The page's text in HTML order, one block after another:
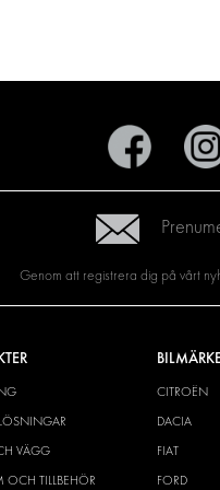
Genom att registrera dig på vårt
VÄGG
OCH TILLBEHÖR
CITROËN
DACIA
FIAT
FORD